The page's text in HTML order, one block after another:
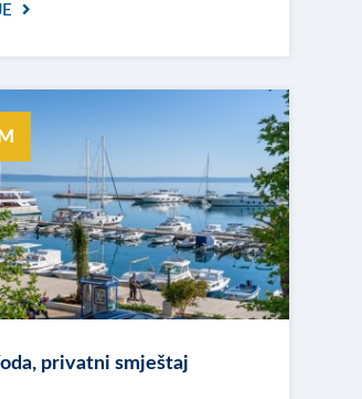
privatni smještaj